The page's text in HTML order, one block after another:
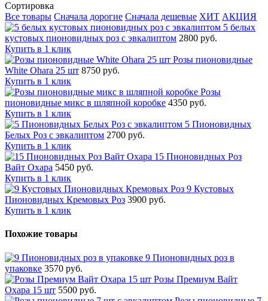
Сортировка
Все товары Сначала дорогие Сначала дешевые ХИТ АКЦИЯ
5 белых
кустовых пионовидных роз с эвкалиптом 2800 руб.
Купить в 1 клик
Розы пионовидные
White Ohara 25 шт 8750 руб.
Купить в 1 клик
Розы
пионовидные микс в шляпной коробке 4350 руб.
Купить в 1 клик
5 Пионовидных
Белых Роз с эвкалиптом 2700 руб.
Купить в 1 клик
15 Пионовидных Роз
Вайт Охара 5450 руб.
Купить в 1 клик
9 Кустовых
Пионовидных Кремовых Роз 3900 руб.
Купить в 1 клик
Похожие товары
9 Пионовидных роз в
упаковке 3570 руб.
Розы Премиум Вайт
Охара 15 шт 5500 руб.